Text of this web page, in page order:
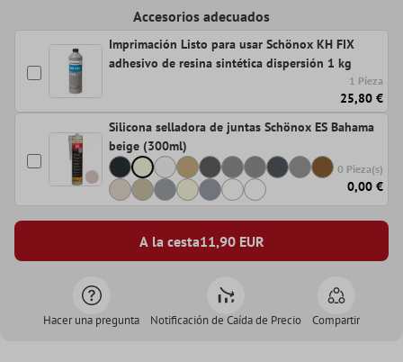
Accesorios adecuados
Imprimación Listo para usar Schönox KH FIX
adhesivo de resina sintética dispersión 1 kg
1 Pieza
25,80 €
Silicona selladora de juntas Schönox ES Bahama
beige (300ml)
0 Pieza(s)
0,00 €
A la cesta11,90EUR
Hacer una pregunta Notificación de Caída de Precio Compartir